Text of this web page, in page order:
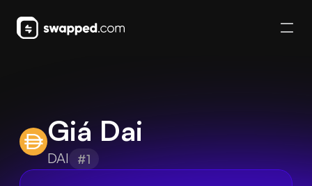
Giá Dai
DAI #1